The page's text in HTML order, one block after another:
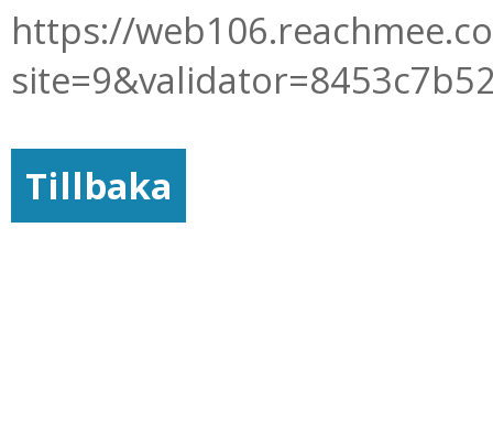
https://
Tillbaka